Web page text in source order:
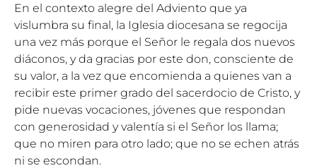
En el contexto alegre del Adviento que ya
vislumbra su final, la Iglesia diocesana se regocija
una vez más porque el Señor le regala dos nuevos
diáconos, y da gracias por este don, consciente de
su valor, a la vez que encomienda a quienes van a
recibir este primer grado del sacerdocio de Cristo, y
pide nuevas vocaciones, jóvenes que respondan
con generosidad y valentía si el Señor los llama;
que no miren para otro lado; que no se echen atrás
ni se escondan.